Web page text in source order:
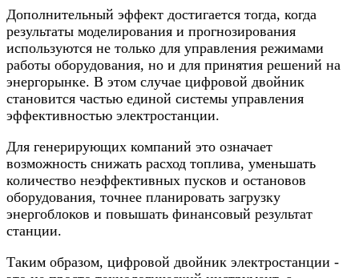
Дополнительный эффект достигается тогда, когда
результаты моделирования и прогнозирования
используются не только для управления режимами
работы оборудования, но и для принятия решений на
энергорынке. В этом случае цифровой двойник
становится частью единой системы управления
эффективностью электростанции.
Для генерирующих компаний это означает
возможность снижать расход топлива, уменьшать
количество неэффективных пусков и остановов
оборудования, точнее планировать загрузку
энергоблоков и повышать финансовый результат
станции.
Таким образом, цифровой двойник электростанции -